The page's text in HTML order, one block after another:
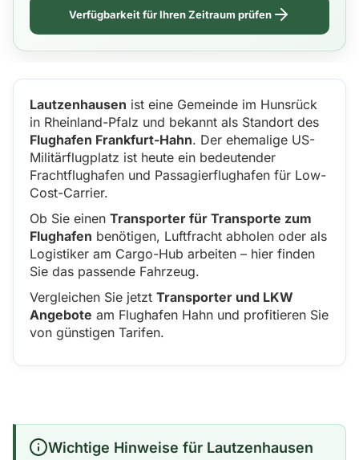
Verfügbarkeit für Ihren Zeitraum prüfen
Lautzenhausen ist eine Gemeinde im Hunsrück
in Rheinland-Pfalz und bekannt als Standort des
Flughafen Frankfurt-Hahn. Der ehemalige US-
Militärflugplatz ist heute ein bedeutender
Frachtflughafen und Passagierflughafen für Low-
Cost-Carrier.
Ob Sie einen Transporter für Transporte zum
Flughafen benötigen, Luftfracht abholen oder als
Logistiker am Cargo-Hub arbeiten – hier finden
Sie das passende Fahrzeug.
Vergleichen Sie jetzt Transporter und LKW
Angebote am Flughafen Hahn und profitieren Sie
von günstigen Tarifen.
Wichtige Hinweise für Lautzenhausen